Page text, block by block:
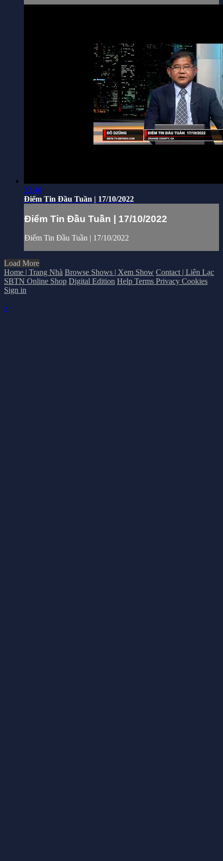
23:40
Điểm Tin Đầu Tuần | 17/10/2022
Điểm Tin Đầu Tuần | 17/10/2022
Điểm Tin Đầu Tuần | 17/10/2022
Load More
Home | Trang Nhà Browse Shows | Xem Show Contact | Liên Lạc
SBTN Online Shop Digital Edition Help Terms Privacy Cookies
Sign in
×